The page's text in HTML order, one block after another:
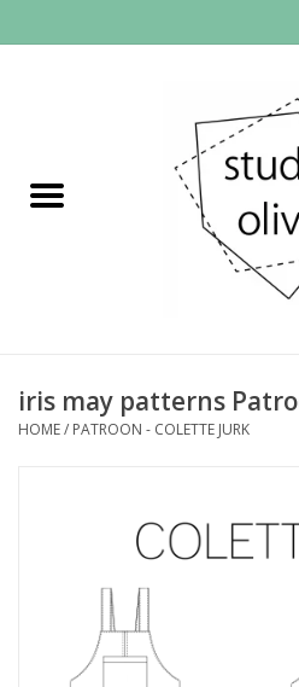
✂︎Nieuw
Fournituren
Diy pakketten
Studio Olive inspireert....
iris may patterns
HOME/ PATROON - COLETTE JURK